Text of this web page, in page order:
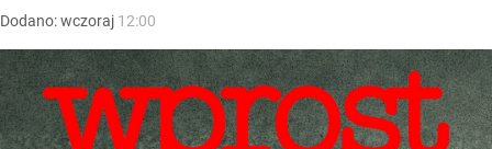
Dodano:wczoraj 12:00